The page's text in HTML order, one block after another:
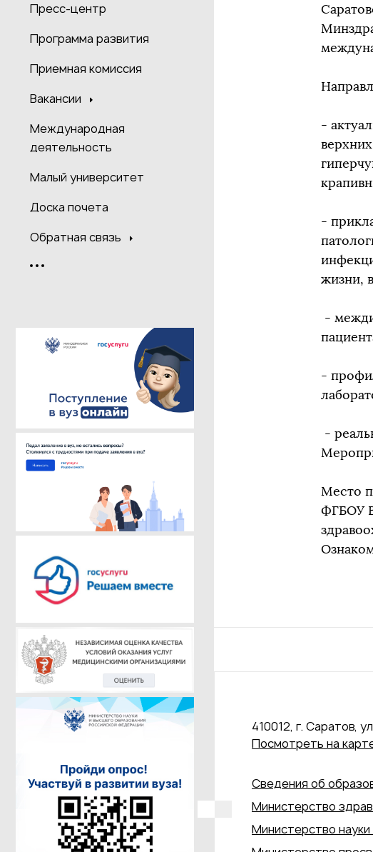
Пресс-центр
Программа развития
Приемная комиссия
Вакансии
Международная
деятельность
Малый университет
Доска почета
Обратная связь
-
-
жизни,
-
-
-
Место
ФГБОУ
410012, г. Саратов,
Посмотреть на
Сведения об
Министерство
Министерство